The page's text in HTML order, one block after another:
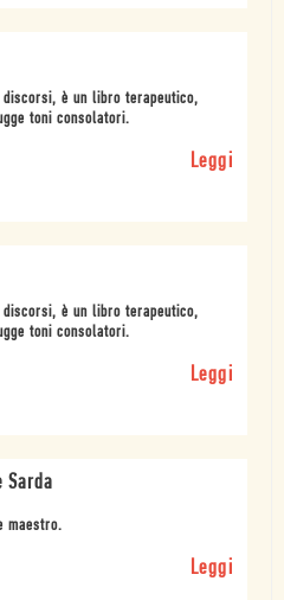
è un libro terapeutico,
toni consolatori.
Leggi
è un libro terapeutico,
toni consolatori.
Leggi
Sarda
maestro.
Leggi